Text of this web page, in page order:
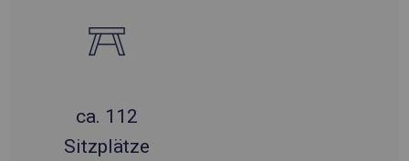
ca. 112
Sitzplätze